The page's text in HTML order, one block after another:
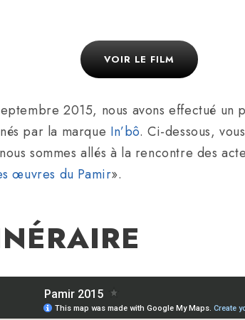
VOIR LE FILM
2015, nous avons effectué un
par la marque In’bô. Ci-dessous,
sommes allés à la rencontre des
œuvres du Pamir».